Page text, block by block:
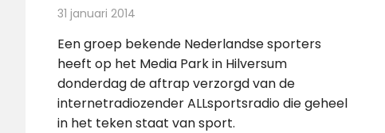
31 januari 2014
Een groep bekende Nederlandse sporters
heeft op het Media Park in Hilversum
donderdag de aftrap verzorgd van de
internetradiozender ALLsportsradio die geheel
in het teken staat van sport.